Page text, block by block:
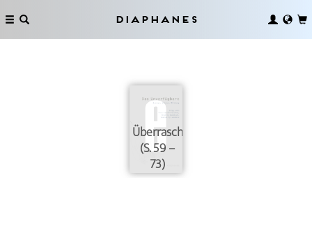
Diaphanes
Überraschung
(S. 59 –
73)